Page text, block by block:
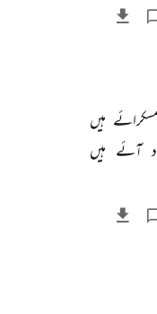
مسکرائے ہیں
آئے ہیں